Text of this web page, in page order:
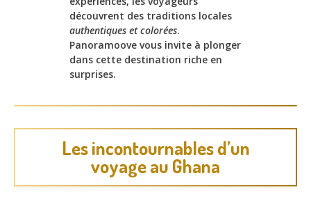
découvrent des traditions locales
authentiques et colorées.
Panoramoove vous invite à plonger
dans cette destination riche en
surprises.
Les incontournables d’un
voyage au Ghana